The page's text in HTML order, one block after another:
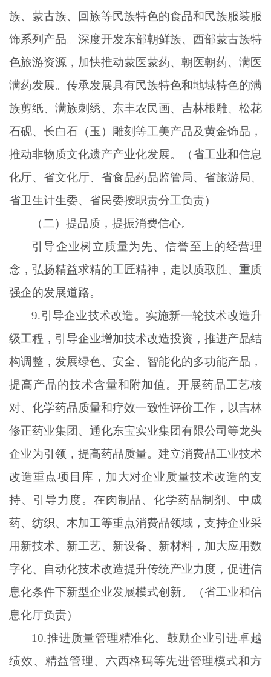
族、蒙古族、回族等民族特色的食品和民族服装服
饰系列产品。深度开发东部朝鲜族、西部蒙古族特
色旅游资源，加快推动蒙医蒙药、朝医朝药、满医
满药发展。传承发展具有民族特色和地域特色的满
族剪纸、满族刺绣、东丰农民画、吉林根雕、松花
石砚、长白石（玉）雕刻等工美产品及黄金饰品，
推动非物质文化遗产产业化发展。（省工业和信息
化厅、省文化厅、省食品药品监管局、省旅游局、
省卫生计生委、省民委按职责分工负责）
（二）提品质，提振消费信心。
引导企业树立质量为先、信誉至上的经营理
念，弘扬精益求精的工匠精神，走以质取胜、重质
强企的发展道路。
9.引导企业技术改造。实施新一轮技术改造升
级工程，引导企业增加技术改造投资，推进产品结
构调整，发展绿色、安全、智能化的多功能产品，
提高产品的技术含量和附加值。开展药品工艺核
对、化学药品质量和疗效一致性评价工作，以吉林
修正药业集团、通化东宝实业集团有限公司等龙头
企业为引领，提高药品质量。建立消费品工业技术
改造重点项目库，加大对企业质量技术改造的支
持、引导力度。在肉制品、化学药品制剂、中成
药、纺织、木加工等重点消费品领域，支持企业采
用新技术、新工艺、新设备、新材料，加大应用数
字化、自动化技术改造提升传统产业力度，促进信
息化条件下新型企业发展模式创新。（省工业和信
息化厅负责）
10.推进质量管理精准化。鼓励企业引进卓越
绩效、精益管理、六西格玛等先进管理模式和方